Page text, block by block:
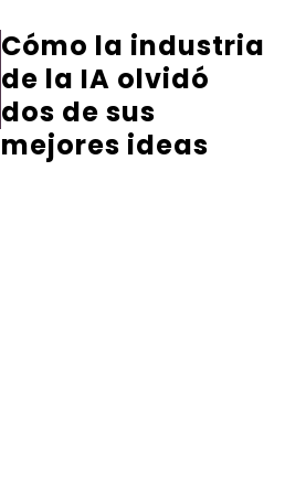
Cómo la industria
de la IA olvidó
dos de sus
mejores ideas